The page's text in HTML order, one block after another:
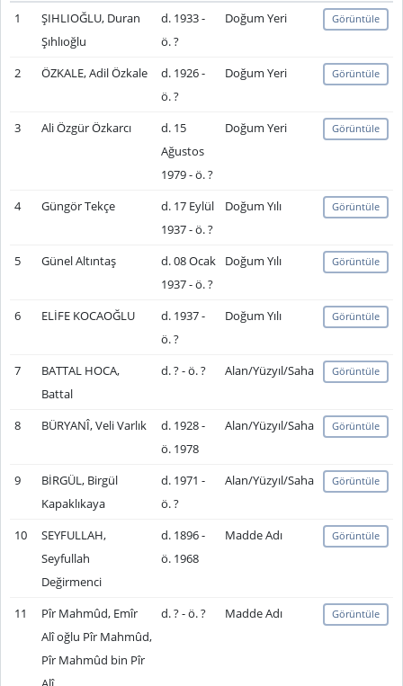
1
ŞIHLIOĞLU, Duran
Şıhlıoğlu
d. 1933 -
ö. ?
Doğum Yeri Görüntüle
2 ÖZKALE, Adil Özkale
d. 1926 -
ö. ?
Doğum Yeri Görüntüle
3 Ali Özgür Özkarcı
d. 15
Ağustos
1979 - ö. ?
Doğum Yeri Görüntüle
4 Güngör Tekçe
d. 17 Eylül
1937 - ö. ?
Doğum Yılı Görüntüle
5 Günel Altıntaş
d. 08 Ocak
1937 - ö. ?
Doğum Yılı Görüntüle
6 ELİFE KOCAOĞLU
d. 1937 -
ö. ?
Doğum Yılı Görüntüle
7
BATTAL HOCA,
Battal
d. ? - ö. ? Alan/Yüzyıl/Saha Görüntüle
8 BÜRYANÎ, Veli Varlık
d. 1928 -
ö. 1978
Alan/Yüzyıl/Saha Görüntüle
9
BİRGÜL, Birgül
Kapaklıkaya
d. 1971 -
ö. ?
Alan/Yüzyıl/Saha Görüntüle
10
SEYFULLAH,
Seyfullah
Değirmenci
d. 1896 -
ö. 1968
Madde Adı Görüntüle
11
Pîr Mahmûd, Emîr
Alî oğlu Pîr Mahmûd,
Pîr Mahmûd bin Pîr
d. ? - ö. ? Madde Adı Görüntüle